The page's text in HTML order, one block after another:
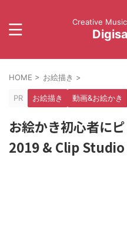
Creative
HOME > お絵描き >
PR お絵描き 動画&お絵かき
お絵かき初心者に
2019 & Clip Studio